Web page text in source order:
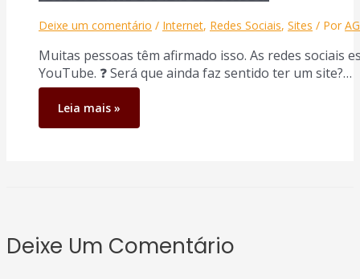
Deixe um comentário / Internet, Redes Sociais, Sites / Por
Muitas pessoas têm afirmado isso. As redes sociais
YouTube. ❓ Será que ainda faz sentido ter um site?…
Leia mais »
Deixe Um Comentário